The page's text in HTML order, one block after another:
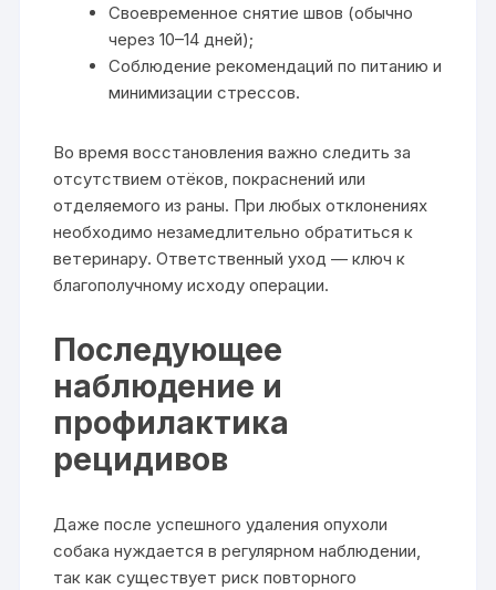
Своевременное снятие швов (обычно
через 10–14 дней);
Соблюдение рекомендаций по питанию и
минимизации стрессов.
Во время восстановления важно следить за
отсутствием отёков, покраснений или
отделяемого из раны. При любых отклонениях
необходимо незамедлительно обратиться к
ветеринару. Ответственный уход — ключ к
благополучному исходу операции.
Последующее
наблюдение и
профилактика
рецидивов
Даже после успешного удаления опухоли
собака нуждается в регулярном наблюдении,
так как существует риск повторного